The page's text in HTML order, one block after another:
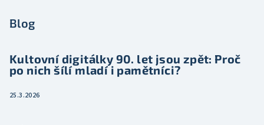
Blog
Kultovní digitálky 90. let jsou zpět: Proč
po nich šílí mladí i pamětníci?
25.3.2026